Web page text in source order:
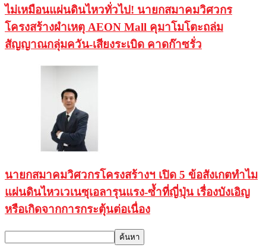
ไม่เหมือนแผ่นดินไหวทั่วไป! นายกสมาคมวิศวกร
โครงสร้างผำเหตุ AEON Mall คุมาโมโตะถล่ม
สัญญาณกลุ่มควัน-เสียงระเบิด คาดก๊าซรั่ว
นายกสมาคมวิศวกรโครงสร้างฯ เปิด 5 ข้อสังเกตทำไม
แผ่นดินไหวเวเนซุเอลารุนแรง-ซ้ำที่ญี่ปุ่น เรื่องบังเอิญ
หรือเกิดจากการกระตุ้นต่อเนื่อง